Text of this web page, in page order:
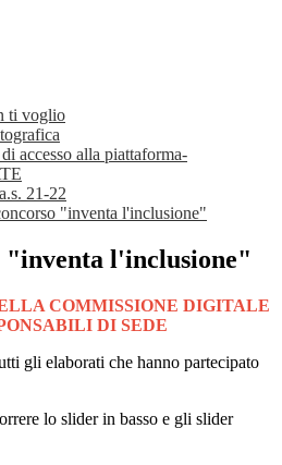
ti voglio
accesso alla piattaforma-
21-22
"inventa l'inclusione"
"inventa l'inclusione"
COMMISSIONE DIGITALE
DI SEDE
gli elaborati che hanno partecipato
lo slider in basso e gli slider